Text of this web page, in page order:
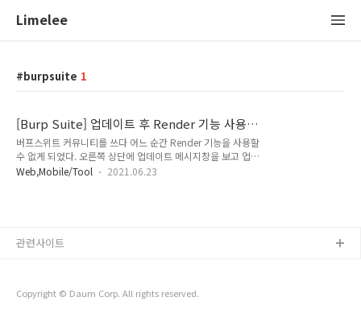
Limelee
burpsuite 1
[Burp Suite] 업데이트 후 Render 기능 사용
시 Embedded browser initialization failed
에러
버프스위트 커뮤니티를 쓰다 어느 순간 Render 기능을 사용할
수 없게 되었다. 오른쪽 상단에 업데이트 메시지창을 보고 업데
이트 했던 게 의심스럽다. 증상은 Embedded browser
동이 안된다. 뭔가 싶어 디렉터리를 하나하나 따라가니
manifest.properties 파일이 있는 디렉터리 명이 변경되었다.
Web,Mobile/Tool 2021.06.23
Copyright © Daum Corp. All rights reserved.
관련사이트